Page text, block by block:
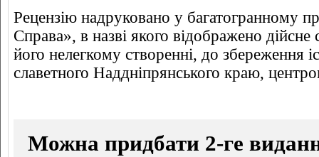
Рецензію надруковано у багатогранному
Справа», в назві якого відображено дійсне
його нелегкому створенні, до збереження
славетного Наддніпрянського краю,
Можна придбати 2-ге